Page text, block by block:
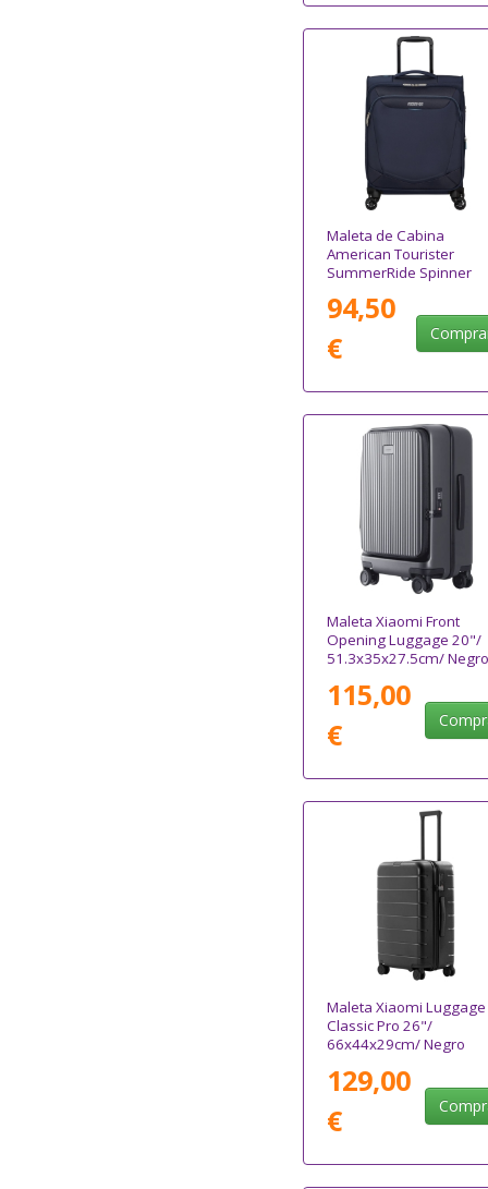
Maleta de Cabina
American Tourister
SummerRide Spinner
Ruedas/ Azul Marino
94,50
€
Maleta Xiaomi Front
Opening Luggage 20"/
51.3x35x27.5cm/ Negro
115,00
€
Maleta Xiaomi Luggage
Classic Pro 26"/
66x44x29cm/ Negro
129,00
€